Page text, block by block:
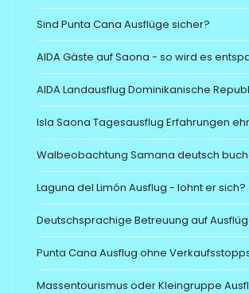
Sind Punta Cana Ausflüge sicher?
AIDA Gäste auf Saona - so wird es
AIDA Landausflug Dominikanische
Isla Saona Tagesausflug Erfahrungen
Walbeobachtung Samana deutsch
Laguna del Limón Ausflug - lohnt er sich?
Deutschsprachige Betreuung auf
Punta Cana Ausflug ohne
Massentourismus oder Kleingruppe